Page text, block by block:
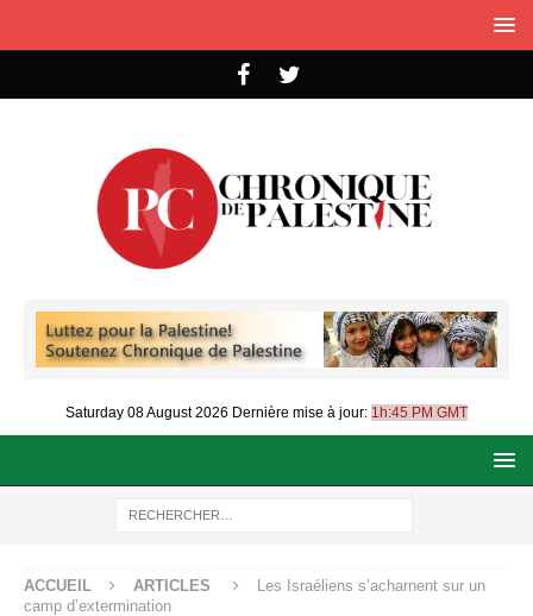
Saturday 08 August 2026 Dernière mise à jour: 1h:45 PM GMT
ACCUEIL ARTICLES
Les Israéliens s’acharnent sur un
camp d’extermination